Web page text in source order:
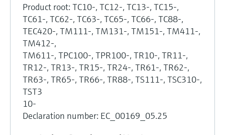
Product root: TC10-, TC12-, TC13-, TC15-,
TC61-, TC62-, TC63-, TC65-, TC66-, TC88-,
TEC420-, TM111-, TM131-, TM151-, TM411-,
TM412-,
TM611-, TPC100-, TPR100-, TR10-, TR11-,
TR12-, TR13-, TR15-, TR24-, TR61-, TR62-,
TR63-, TR65-, TR66-, TR88-, TS111-, TSC310-,
TST3
10-
Declaration number: EC_00169_05.25